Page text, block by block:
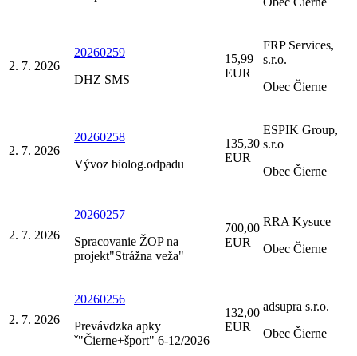
2. 7. 2026
20260259
DHZ SMS
15,99
EUR
FRP Services,
s.r.o.
Obec Čierne
2. 7. 2026
20260258
Vývoz biolog.odpadu
135,30
EUR
ESPIK Group,
s.r.o
Obec Čierne
2. 7. 2026
20260257
Spracovanie ŽOP na
projekt"Strážna veža"
700,00
EUR
RRA Kysuce
Obec Čierne
2. 7. 2026
20260256
Prevávdzka apky
ˇ"Čierne+šport" 6-12/2026
132,00
EUR
adsupra s.r.o.
Obec Čierne